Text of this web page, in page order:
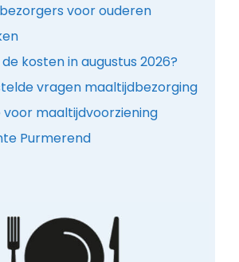
voor ouderen
kosten in augustus 2026?
vragen maaltijdbezorging
voor maaltijdvoorziening
Purmerend